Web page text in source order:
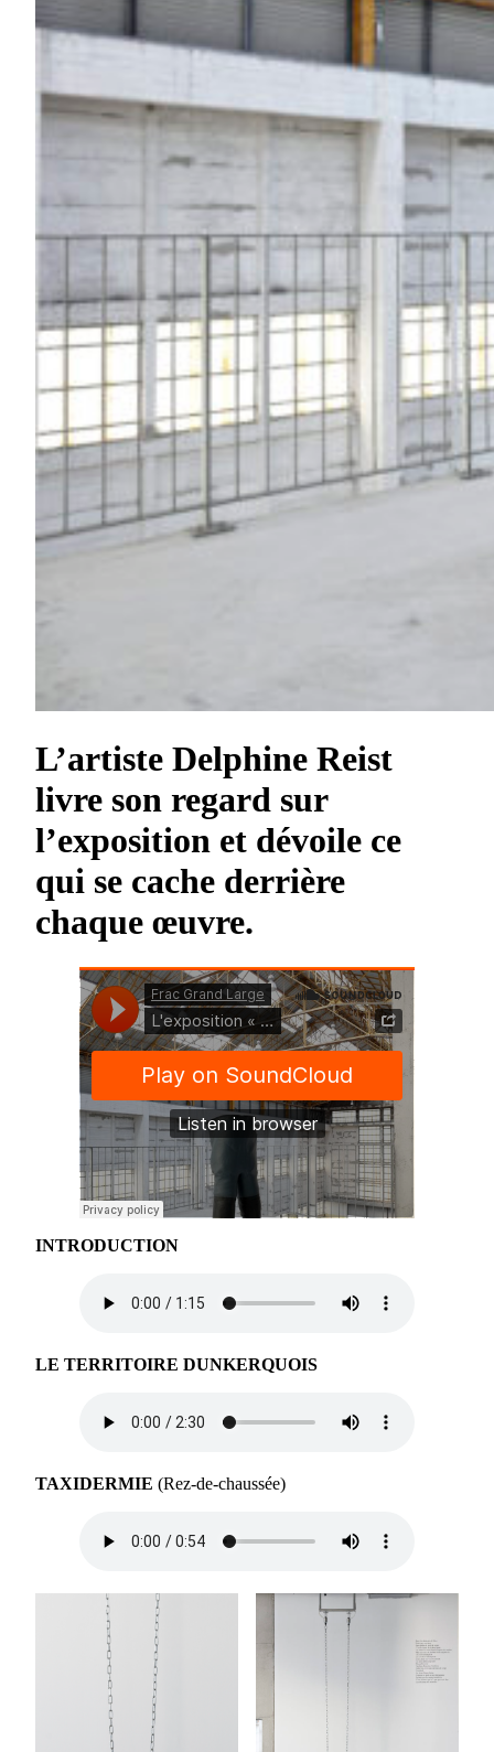
L’artiste Delphine Reist
livre son regard sur
l’exposition et dévoile ce
qui se cache derrière
chaque œuvre.
INTRODUCTION
LE TERRITOIRE DUNKERQUOIS
TAXIDERMIE (Rez-de-chaussée)